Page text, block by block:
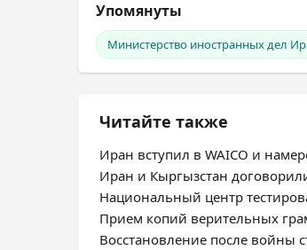
Упомянуты
Министерство иностранных дел
Читайте также
Иран вступил в WAICO и
Иран и Кыргызстан
Национальный центр
Прием копий верительных
Восстановление после войны